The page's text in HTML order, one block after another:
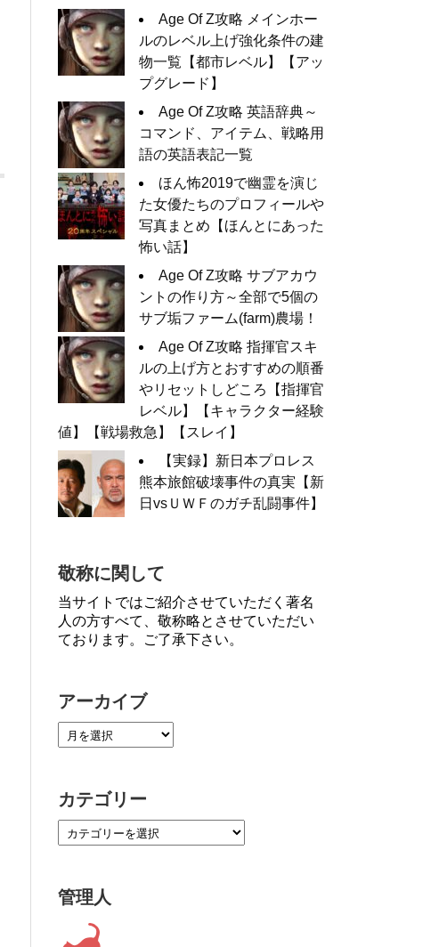
Age Of Z攻略 メインホー
ルのレベル上げ強化条件の建
物一覧【都市レベル】【アッ
プグレード】
Age Of Z攻略 英語辞典～
コマンド、アイテム、戦略用
語の英語表記一覧
ほん怖2019で幽霊を演じ
た女優たちのプロフィールや
写真まとめ【ほんとにあった
怖い話】
Age Of Z攻略 サブアカウ
ントの作り方～全部で5個の
サブ垢ファーム(farm)農場！
Age Of Z攻略 指揮官スキ
ルの上げ方とおすすめの順番
やリセットしどころ【指揮官
レベル】【キャラクター経験
値】【戦場救急】【スレイ】
【実録】新日本プロレス
熊本旅館破壊事件の真実【新
日vsＵＷＦのガチ乱闘事件】
敬称に関して
当サイトではご紹介させていただく著名
人の方すべて、敬称略とさせていただい
ております。ご了承下さい。
アーカイブ
カテゴリー
管理人